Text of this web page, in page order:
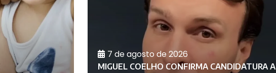
7 de agosto de 2026
MIGUEL COELHO CONFIRMA CANDIDATURA A